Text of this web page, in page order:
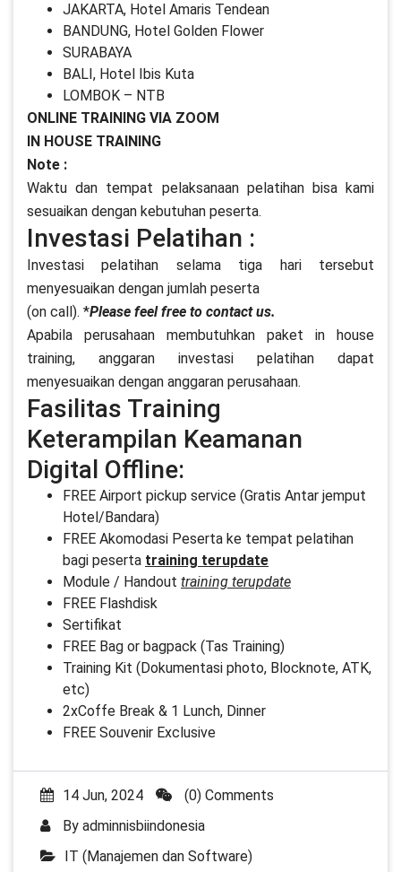
JAKARTA, Hotel Amaris Tendean
BANDUNG, Hotel Golden Flower
SURABAYA
BALI, Hotel Ibis Kuta
LOMBOK – NTB
ONLINE TRAINING VIA ZOOM
IN HOUSE TRAINING
Note :
Waktu dan tempat pelaksanaan pelatihan bisa kami
sesuaikan dengan kebutuhan peserta.
Investasi Pelatihan :
Investasi pelatihan selama tiga hari tersebut
menyesuaikan dengan jumlah peserta
(on call). *Please feel free to contact us.
Apabila perusahaan membutuhkan paket in house
training, anggaran investasi pelatihan dapat
menyesuaikan dengan anggaran perusahaan.
Fasilitas Training
Keterampilan Keamanan
Digital Offline:
FREE Airport pickup service (Gratis Antar jemput
Hotel/Bandara)
FREE Akomodasi Peserta ke tempat pelatihan
bagi peserta training terupdate
Module / Handout training terupdate
FREE Flashdisk
Sertifikat
FREE Bag or bagpack (Tas Training)
Training Kit (Dokumentasi photo, Blocknote, ATK,
etc)
2xCoffe Break & 1 Lunch, Dinner
FREE Souvenir Exclusive
14 Jun, 2024
(0) Comments
By adminnisbiindonesia
IT (Manajemen dan Software)